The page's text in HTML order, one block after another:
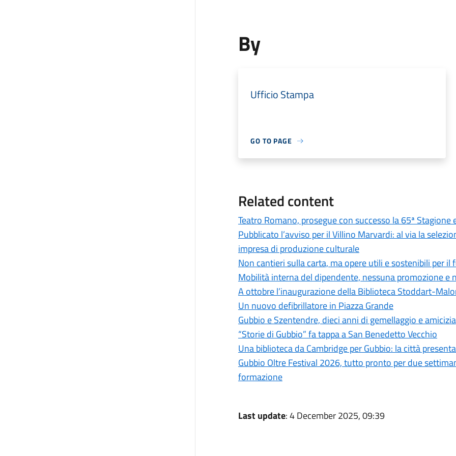
By
Ufficio Stampa
GO TO PAGE
Related content
Teatro Romano, prosegue con successo la 65ª Stagione
Pubblicato l’avviso per il Villino Marvardi: al via la
impresa di produzione culturale
Non cantieri sulla carta, ma opere utili e sostenibili per il
Mobilità interna del dipendente, nessuna promozione e
A ottobre l’inaugurazione della Biblioteca Stoddart-
Un nuovo defibrillatore in Piazza Grande
Gubbio e Szentendre, dieci anni di gemellaggio e amicizia
“Storie di Gubbio” fa tappa a San Benedetto Vecchio
Una biblioteca da Cambridge per Gubbio: la città
Gubbio Oltre Festival 2026, tutto pronto per due
formazione
Last update: 4 December 2025, 09:39